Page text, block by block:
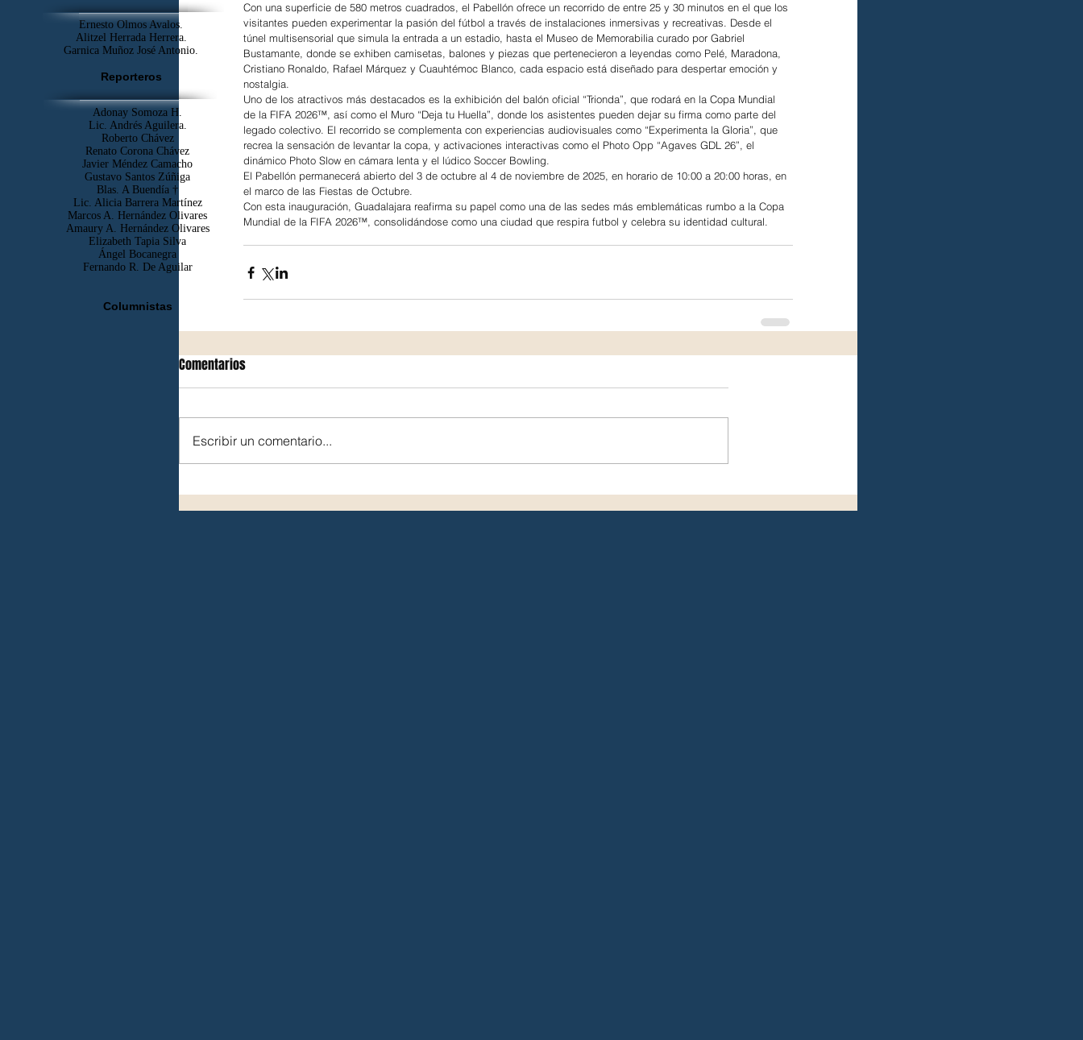
Con una superficie de 580 metros cuadrados, el Pabellón ofrece un recorrido de entre 25 y 30 minutos en el que los
visitantes pueden experimentar la pasión del fútbol a través de instalaciones inmersivas y recreativas. Desde el
túnel multisensorial que simula la entrada a un estadio, hasta el Museo de Memorabilia curado por Gabriel
Bustamante, donde se exhiben camisetas, balones y piezas que pertenecieron a leyendas como Pelé, Maradona,
Cristiano Ronaldo, Rafael Márquez y Cuauhtémoc Blanco, cada espacio está diseñado para despertar emoción y
nostalgia.
Uno de los atractivos más destacados es la exhibición del balón oficial “Trionda”, que rodará en la Copa Mundial
de la FIFA 2026™, así como el Muro “Deja tu Huella”, donde los asistentes pueden dejar su firma como parte del
legado colectivo. El recorrido se complementa con experiencias audiovisuales como “Experimenta la Gloria”, que
recrea la sensación de levantar la copa, y activaciones interactivas como el Photo Opp “Agaves GDL 26”, el
dinámico Photo Slow en cámara lenta y el lúdico Soccer Bowling.
El Pabellón permanecerá abierto del 3 de octubre al 4 de noviembre de 2025, en horario de 10:00 a 20:00 horas, en
el marco de las Fiestas de Octubre.
Con esta inauguración, Guadalajara reafirma su papel como una de las sedes más emblemáticas rumbo a la Copa
Mundial de la FIFA 2026™, consolidándose como una ciudad que respira futbol y celebra su identidad cultural.
Comentarios
Escribir un comentario...
Ernesto Olmos Avalos.
Alitzel Herrada Herrera.
Garnica Muñoz José Antonio.
Reporteros
Adonay Somoza H.
Lic. Andrés Aguilera.
Roberto Chávez
Renato Corona Chávez
Javier Méndez Camacho
Gustavo Santos Zúñiga
Blas. A Buendía †
​Lic. Alicia Barrera Martínez
Marcos A. Hernández Olivares
Amaury A. Hernández Olivares
Elizabeth Tapia Silva
Ángel Bocanegra
Fernando R. De Aguilar
Columnistas